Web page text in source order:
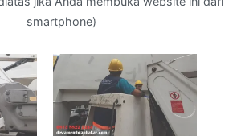
smartphone)